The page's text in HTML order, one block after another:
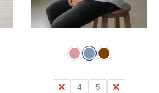
3 4 5 6